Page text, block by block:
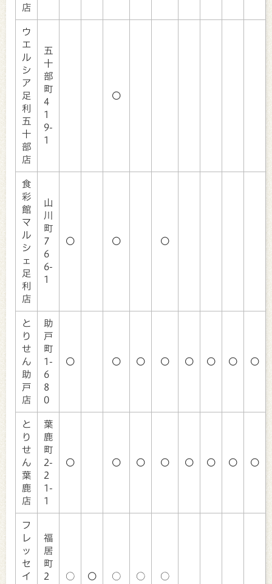
店
ウ
エ
ル
シ
ア
足
利
五
十
部
店
五
十
部
町
4
1
9-
1
〇
食
彩
館
マ
ル
シ
ェ
足
利
店
山
川
町
7
6
6-
1
〇 〇 〇
と
り
せ
ん
助
戸
店
助
戸
町
1-
6
8
0
〇 〇 〇 〇 〇 〇 〇 〇
と
り
せ
ん
葉
鹿
店
葉
鹿
町
2-
2
1-
1
〇 〇 〇 〇 〇 〇 〇 〇
フ
レ
ッ
セ
イ
福
居
町
2
○ 〇 ○ ○ ○